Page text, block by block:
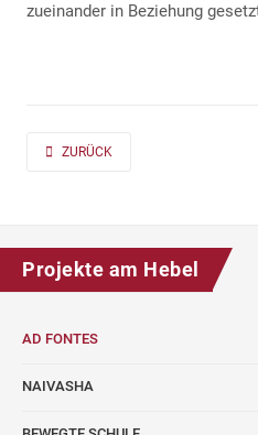
zueinander in Beziehung
PREVIOUS ARTICLE: AD FONTES
ZURÜCK
Projekte am Hebel
AD FONTES
NAIVASHA